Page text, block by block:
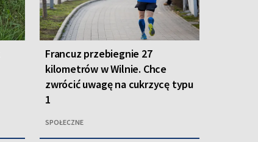
Francuz przebiegnie 27
kilometrów w Wilnie. Chce
zwrócić uwagę na cukrzycę typu
1
SPOŁECZNE